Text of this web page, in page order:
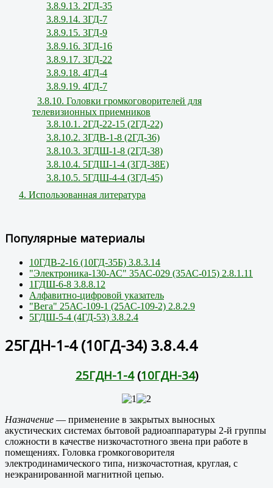
3.8.9.13. 2ГД-35
3.8.9.14. 3ГД-7
3.8.9.15. 3ГД-9
3.8.9.16. 3ГД-16
3.8.9.17. 3ГД-22
3.8.9.18. 4ГД-4
3.8.9.19. 4ГД-7
3.8.10. Головки громкоговорителей для
телевизионных приемников
3.8.10.1. 2ГД-22-15 (2ГД-22)
3.8.10.2. 3ГДВ-1-8 (2ГД-36)
3.8.10.3. 3ГДШ-1-8 (2ГД-38)
3.8.10.4. 5ГДШ-1-4 (3ГД-38Е)
3.8.10.5. 5ГДШ-4-4 (3ГД-45)
4. Использованная литература
Популярные материалы
10ГДВ-2-16 (10ГД-35Б) 3.8.3.14
"Электроника-130-АС" 35АС-029 (35АС-015) 2.8.1.11
1ГДШ-6-8 3.8.8.12
Алфавитно-цифровой указатель
"Вега" 25АС-109-1 (25АС-109-2) 2.8.2.9
5ГДШ-5-4 (4ГД-53) 3.8.2.4
25ГДН-1-4 (10ГД-34) 3.8.4.4
25ГДН-1-4(10ГДН-34)
Назначение — применение в закрытых выносных
акустических системах бытовой радиоаппаратуры 2-й группы
сложности в качестве низкочастотного звена при работе в
помещениях. Головка громкоговорителя
электродинамического типа, низкочастотная, круглая, с
неэкранированной магнитной цепью.